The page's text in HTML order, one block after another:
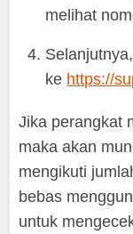
melihat
ke https://
Jika perangkat
maka akan
mengikuti
bebas
untuk